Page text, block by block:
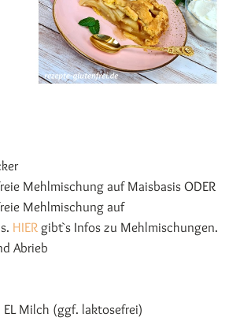
Mehlmischung auf Maisbasis ODER
Mehlmischung auf
HIER gibt`s Infos zu Mehlmischungen.
Abrieb
EL Milch (ggf. laktosefrei)